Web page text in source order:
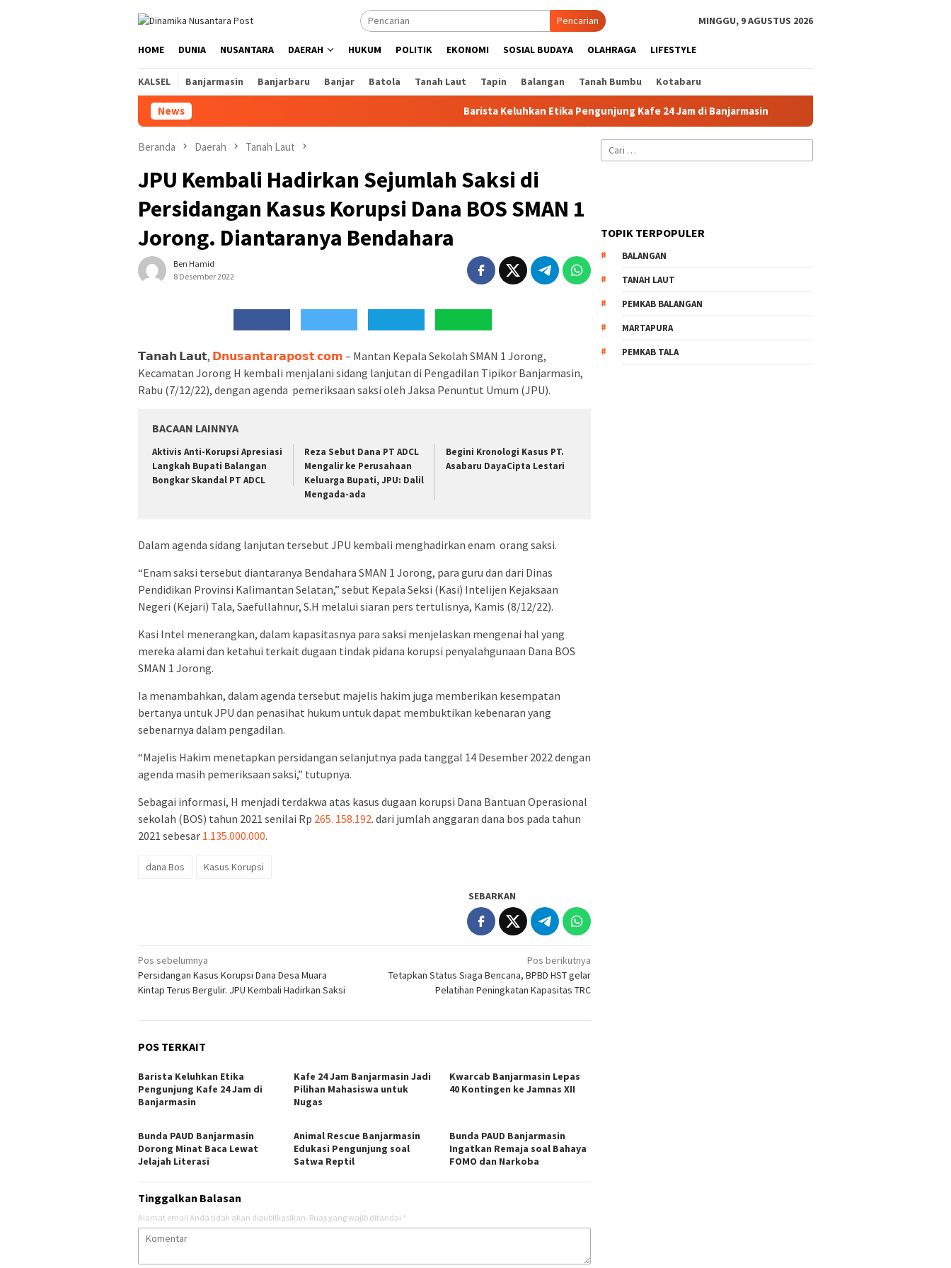
Pencarian MINGGU, 9 AGUSTUS 2026
HOME DUNIA NUSANTARA DAERAH HUKUM POLITIK EKONOMI SOSIAL BUDAYA OLAHRAGA LIFESTYLE
KALSEL Banjarmasin Banjarbaru Banjar Batola Tanah Laut Tapin Balangan Tanah Bumbu Kotabaru
News Barista Keluhkan Etika Pengunjung Kafe 24 Jam di Banjarmasin
Beranda Daerah Tanah Laut
JPU Kembali Hadirkan Sejumlah Saksi di
Persidangan Kasus Korupsi Dana BOS SMAN 1
Jorong. Diantaranya Bendahara
Ben Hamid
8 Desember 2022
𝗧𝗮𝗻𝗮𝗵 𝗟𝗮𝘂𝘁, 𝗗𝗻𝘂𝘀𝗮𝗻𝘁𝗮𝗿𝗮𝗽𝗼𝘀𝘁.𝗰𝗼𝗺 – Mantan Kepala Sekolah SMAN 1 Jorong,
Kecamatan Jorong H kembali menjalani sidang lanjutan di Pengadilan Tipikor Banjarmasin,
Rabu (7/12/22), dengan agenda pemeriksaan saksi oleh Jaksa Penuntut Umum (JPU).
BACAAN LAINNYA
Aktivis Anti-Korupsi Apresiasi
Langkah Bupati Balangan
Bongkar Skandal PT ADCL
Reza Sebut Dana PT ADCL
Mengalir ke Perusahaan
Keluarga Bupati, JPU: Dalil
Mengada-ada
Begini Kronologi Kasus PT.
Asabaru DayaCipta Lestari
Dalam agenda sidang lanjutan tersebut JPU kembali menghadirkan enam orang saksi.
“Enam saksi tersebut diantaranya Bendahara SMAN 1 Jorong, para guru dan dari Dinas
Pendidikan Provinsi Kalimantan Selatan,” sebut Kepala Seksi (Kasi) Intelijen Kejaksaan
Negeri (Kejari) Tala, Saefullahnur, S.H melalui siaran pers tertulisnya, Kamis (8/12/22).
Kasi Intel menerangkan, dalam kapasitasnya para saksi menjelaskan mengenai hal yang
mereka alami dan ketahui terkait dugaan tindak pidana korupsi penyalahgunaan Dana BOS
SMAN 1 Jorong.
Ia menambahkan, dalam agenda tersebut majelis hakim juga memberikan kesempatan
bertanya untuk JPU dan penasihat hukum untuk dapat membuktikan kebenaran yang
sebenarnya dalam pengadilan.
“Majelis Hakim menetapkan persidangan selanjutnya pada tanggal 14 Desember 2022 dengan
agenda masih pemeriksaan saksi,” tutupnya.
Sebagai informasi, H menjadi terdakwa atas kasus dugaan korupsi Dana Bantuan Operasional
sekolah (BOS) tahun 2021 senilai Rp 265. 158.192. dari jumlah anggaran dana bos pada tahun
2021 sebesar 1.135.000.000.
dana Bos Kasus Korupsi
SEBARKAN
Navigasi
pos
Pos sebelumnya
Persidangan Kasus Korupsi Dana Desa Muara
Kintap Terus Bergulir. JPU Kembali Hadirkan Saksi
Pos berikutnya
Tetapkan Status Siaga Bencana, BPBD HST gelar
Pelatihan Peningkatan Kapasitas TRC
POS TERKAIT
Barista Keluhkan Etika
Pengunjung Kafe 24 Jam di
Banjarmasin
Kafe 24 Jam Banjarmasin Jadi
Pilihan Mahasiswa untuk
Nugas
Kwarcab Banjarmasin Lepas
40 Kontingen ke Jamnas XII
Bunda PAUD Banjarmasin
Dorong Minat Baca Lewat
Jelajah Literasi
Animal Rescue Banjarmasin
Edukasi Pengunjung soal
Satwa Reptil
Bunda PAUD Banjarmasin
Ingatkan Remaja soal Bahaya
FOMO dan Narkoba
Tinggalkan Balasan
Alamat email Anda tidak akan dipublikasikan. Ruas yang wajib ditandai *
Cari
untuk:
TOPIK TERPOPULER
BALANGAN
TANAH LAUT
PEMKAB BALANGAN
MARTAPURA
PEMKAB TALA